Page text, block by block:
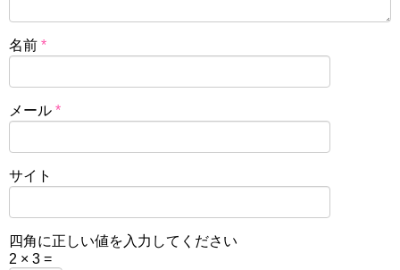
名前 *
メール *
サイト
四角に正しい値を入力してください
2 × 3 =